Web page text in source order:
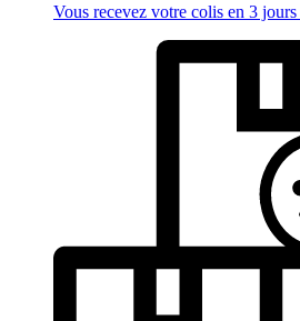
Vous recevez votre colis en 3 jours